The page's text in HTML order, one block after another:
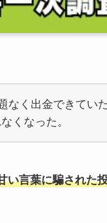
なく出金できてい
くなった。
い言葉に騙された